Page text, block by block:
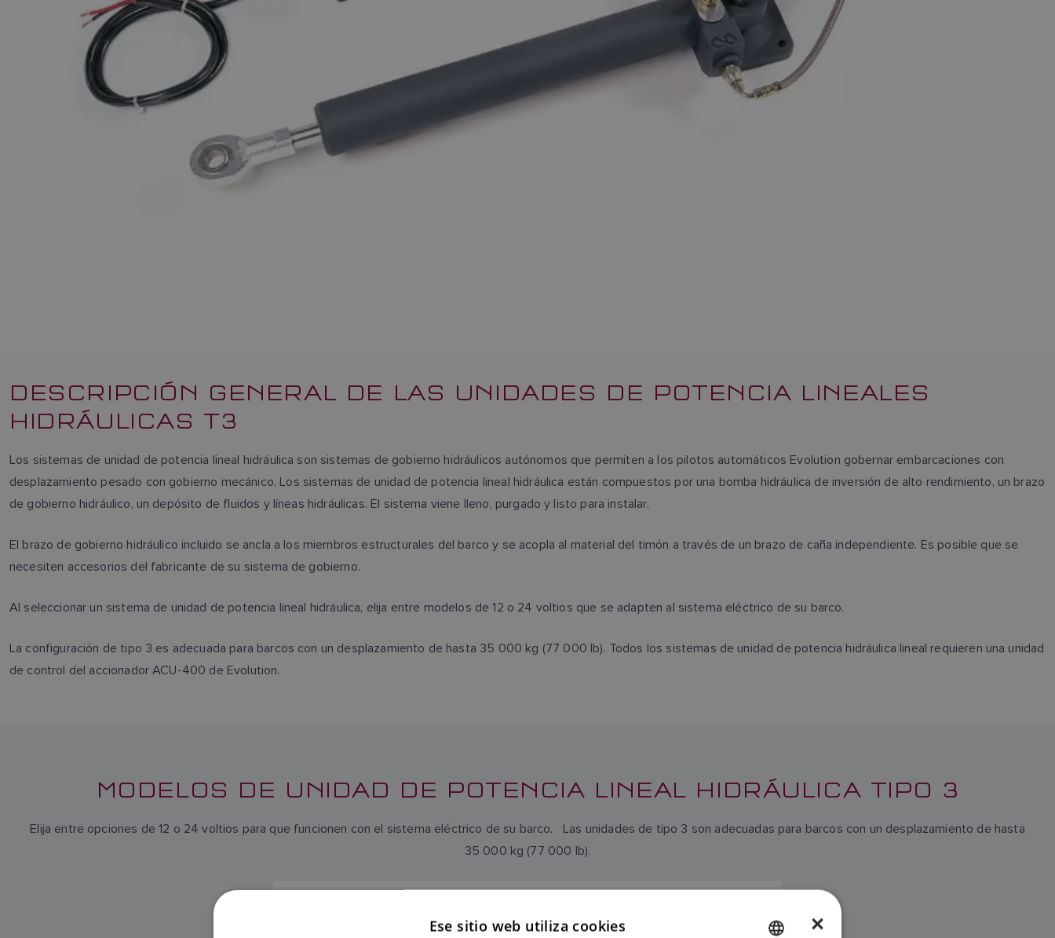
DESCRIPCIÓN GENERAL DE LAS UNIDADES DE POTENCIA LINEALES
HIDRÁULICAS T3
Los sistemas de unidad de potencia lineal hidráulica son sistemas de gobierno hidráulicos autónomos que permiten a los pilotos automáticos Evolution gobernar embarcaciones con
desplazamiento pesado con gobierno mecánico. Los sistemas de unidad de potencia lineal hidráulica están compuestos por una bomba hidráulica de inversión de alto rendimiento, un brazo
de gobierno hidráulico, un depósito de fluidos y líneas hidráulicas. El sistema viene lleno, purgado y listo para instalar.
El brazo de gobierno hidráulico incluido se ancla a los miembros estructurales del barco y se acopla al material del timón a través de un brazo de caña independiente. Es posible que se
necesiten accesorios del fabricante de su sistema de gobierno.
Al seleccionar un sistema de unidad de potencia lineal hidráulica, elija entre modelos de 12 o 24 voltios que se adapten al sistema eléctrico de su barco.
La configuración de tipo 3 es adecuada para barcos con un desplazamiento de hasta 35 000 kg (77 000 lb). Todos los sistemas de unidad de potencia hidráulica lineal requieren una unidad
de control del accionador ACU-400 de Evolution.
MODELOS DE UNIDAD DE POTENCIA LINEAL HIDRÁULICA TIPO 3
Elija entre opciones de 12 o 24 voltios para que funcionen con el sistema eléctrico de su barco. Las unidades de tipo 3 son adecuadas para barcos con un desplazamiento de hasta
35 000 kg (77 000 lb).
HIDRÁULICA TIPO 3 Y DE 12 V
HIDRÁULICA TIPO 3 Y DE 24 VOLTIOS
×
Ese sitio web utiliza cookies